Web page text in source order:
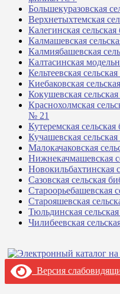
Большекуразовская
Верхнетыхтемская
Калегинская
Калмашевская
Калмиябашевская
Калтасинская
Кельтеевская
Киебаковская
Кокушевская
Краснохолмская
№ 21
Кутеремская
Кучашевская
Малокачаковская
Нижнекачмашевская
Новокильбахтинская
Сазовская сельская
Староорьебашевская
Старояшевская
Тюльдинская
Чилибеевская
Версия